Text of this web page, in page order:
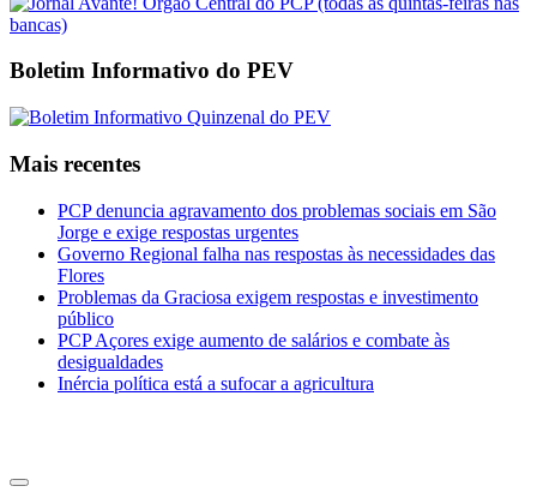
Boletim Informativo do PEV
Mais recentes
PCP denuncia agravamento dos problemas sociais em São
Jorge e exige respostas urgentes
Governo Regional falha nas respostas às necessidades das
Flores
Problemas da Graciosa exigem respostas e investimento
público
PCP Açores exige aumento de salários e combate às
desigualdades
Inércia política está a sufocar a agricultura